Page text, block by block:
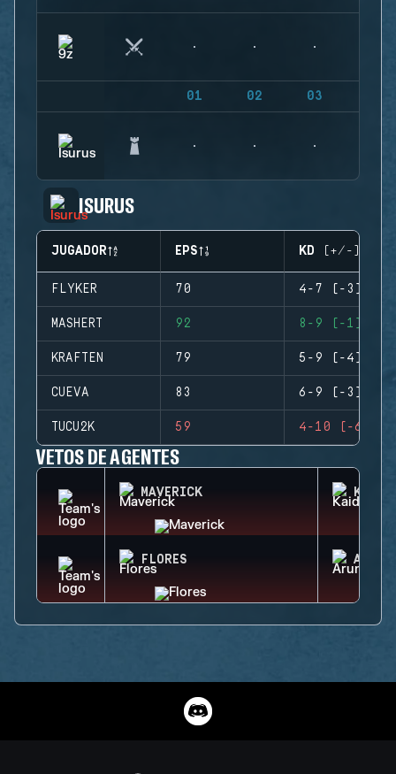
01 02 03
ISURUS
JUGADOR EPS KD (+/-)
FLYKER 70 4-7 (-3)
MASHERT 92 8-9 (-1)
KRAFTEN 79 5-9 (-4)
CUEVA 83 6-9 (-3)
TUCU2K 59 4-10 (-6)
VETOS DE AGENTES
MAVERICK KAID
FLORES ARUNI